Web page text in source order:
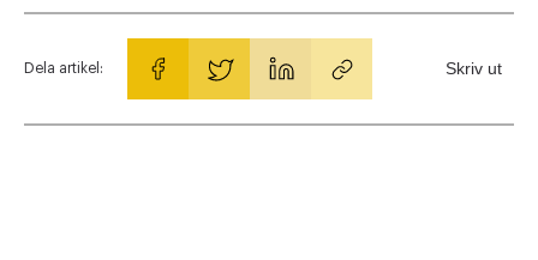
Dela artikel: Skriv ut